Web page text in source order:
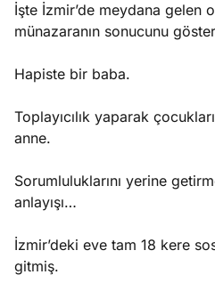
İşte İzmir’de meydana gelen
münazaranın sonucunu
Hapiste bir baba.
Toplayıcılık yaparak
anne.
Sorumluluklarını yerine
anlayışı…
İzmir’deki eve tam 18 kere
gitmiş.